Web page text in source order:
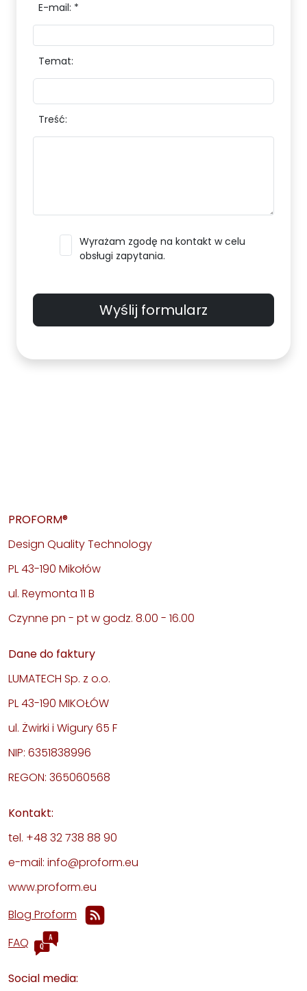
E-mail: *
Temat:
Treść:
Wyrażam zgodę na kontakt w celu
obsługi zapytania.
Wyślij formularz
PROFORM®
Design Quality Technology
PL 43-190 Mikołów
ul. Reymonta 11 B
Czynne pn - pt w godz. 8.00 - 16.00
Dane do faktury
LUMATECH Sp. z o.o.
PL 43-190 MIKOŁÓW
ul. Żwirki i Wigury 65 F
NIP: 6351838996
REGON: 365060568
Kontakt:
tel. +48 32 738 88 90
e-mail: info@proform.eu
www.proform.eu
Blog Proform
FAQ
Social media: